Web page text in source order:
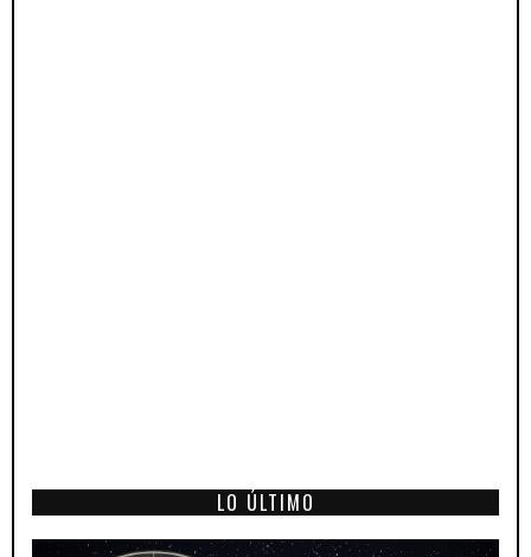
LO ÚLTIMO